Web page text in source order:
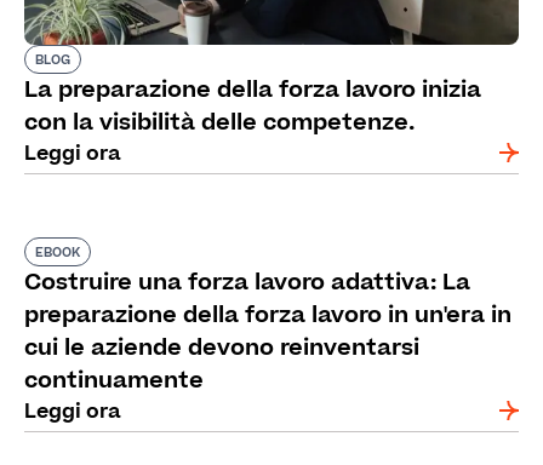
BLOG
La preparazione della forza lavoro inizia
con la visibilità delle competenze.
Leggi ora
EBOOK
Costruire una forza lavoro adattiva: La
preparazione della forza lavoro in un'era in
cui le aziende devono reinventarsi
continuamente
Leggi ora